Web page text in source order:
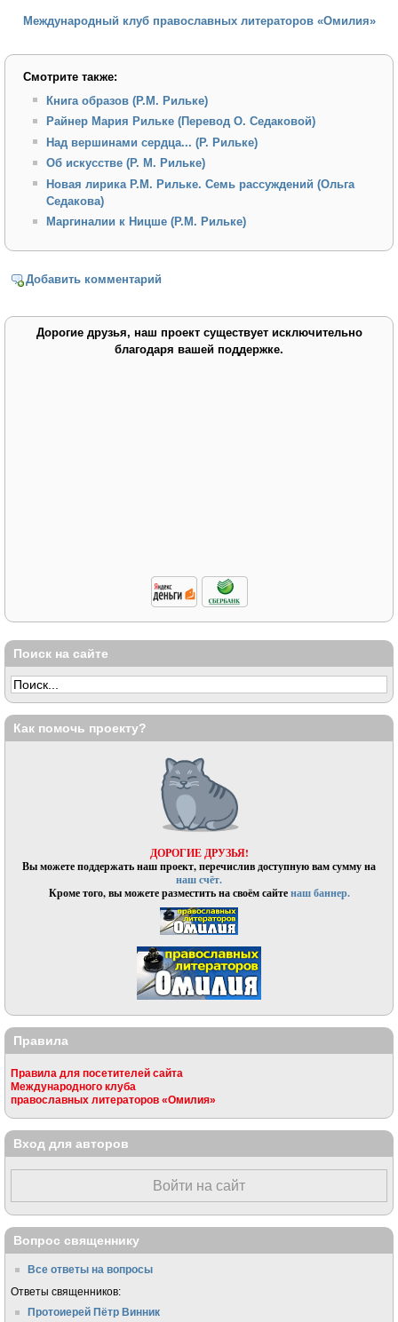
Международный клуб православных литераторов «Омилия»
Смотрите также:
Книга образов (Р.М. Рильке)
Райнер Мария Рильке (Перевод О. Седаковой)
Над вершинами сердца... (Р. Рильке)
Об искусстве (Р. М. Рильке)
Новая лирика Р.М. Рильке. Семь рассуждений (Ольга
Седакова)
Маргиналии к Ницше (Р.М. Рильке)
Добавить комментарий
Дорогие друзья, наш проект существует исключительно
благодаря вашей поддержке.
Поиск на сайте
Как помочь проекту?
ДОРОГИЕ ДРУЗЬЯ!
Вы можете поддержать наш проект, перечислив доступную вам сумму на
наш счёт.
Кроме того, вы можете разместить на своём сайтенаш баннер.
Правила
Правила для посетителей сайта
Международного клуба
православных литераторов «Омилия»
Вход для авторов
Войти на сайт
Вопрос священнику
Все ответы на вопросы
Ответы священников:
Протоиерей Пётр Винник